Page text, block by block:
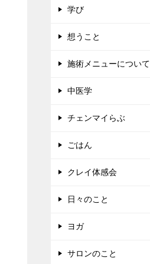
学び
想うこと
施術メニューについて
中医学
チェンマイらぶ
ごはん
クレイ体感会
日々のこと
ヨガ
サロンのこと